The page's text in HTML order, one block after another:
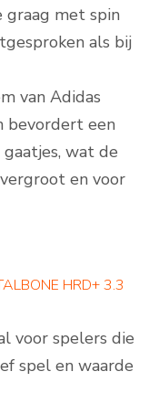
graag met spin
als bij
van Adidas
bevordert een
wat de
en voor
HRD+ 3.3
voor spelers die
spel en waarde